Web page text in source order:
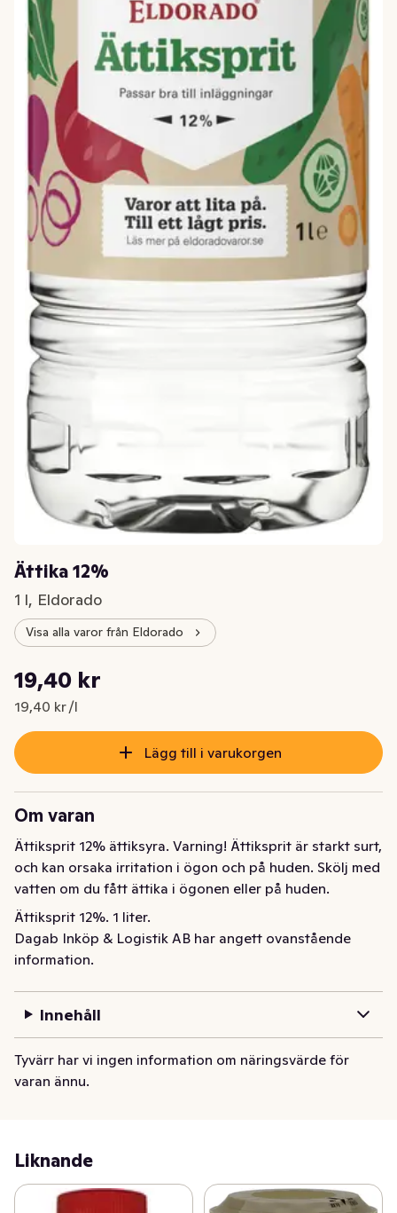
Ättika 12%
1 l, Eldorado
Visa alla varor från Eldorado
Nuvarande pris är: 19,40 kr
19,40 kr
19,40 kr /l
Styckpris: 19,40 kr /l
Lägg till i varukorgen
Om varan
Ättiksprit 12% ättiksyra. Varning! Ättiksprit är starkt surt,
och kan orsaka irritation i ögon och på huden. Skölj med
vatten om du fått ättika i ögonen eller på huden.
Ättiksprit 12%. 1 liter.
Dagab Inköp & Logistik AB har angett ovanstående
information.
Innehåll
Tyvärr har vi ingen information om näringsvärde för
varan ännu.
Liknande